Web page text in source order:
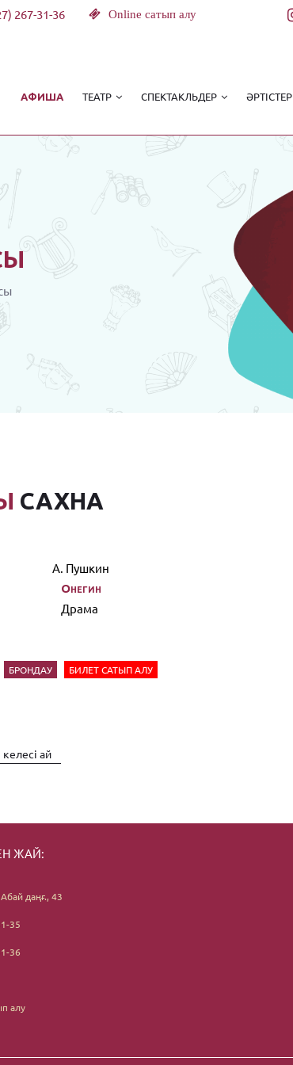
267-31-36 Online сатып алу
АФИША ТЕАТР СПЕКТАКЛЬДЕР ӘРТІСТЕР
САХНА
А. Пушкин
Онегин
Драма
БРОНДАУ БИЛЕТ САТЫП АЛУ
келесі ай
ЖАЙ:
даңғ., 43
35
36
алу